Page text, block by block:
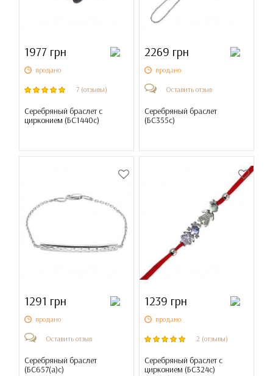
1977 грн
продано
7 (отзывы)
Серебряный браслет с
цирконием (БС1440с)
2269 грн
продано
Оставить отзыв
Серебряный браслет
(БС355с)
1291 грн
продано
Оставить отзыв
Серебряный браслет
(БС657(а)с)
1239 грн
продано
2 (отзывы)
Серебряный браслет с
цирконием (БС324с)